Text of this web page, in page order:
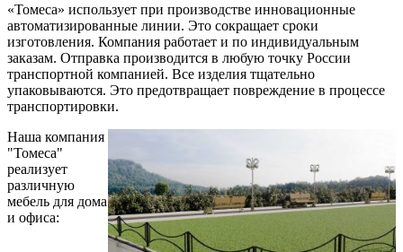
«Томеса» использует при производстве инновационные
автоматизированные линии. Это сокращает сроки
изготовления. Компания работает и по индивидуальным
заказам. Отправка производится в любую точку России
транспортной компанией. Все изделия тщательно
упаковываются. Это предотвращает повреждение в процессе
транспортировки.
Наша компания
"Томеса"
реализует
различную
мебель для дома
и офиса: